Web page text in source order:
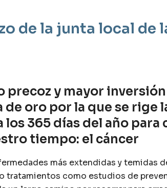
de la junta local de
y mayor inversión
oro por la que se rige
365 días del año para
tiempo: el cáncer
más extendidas y temidas
tratamientos como estudios de